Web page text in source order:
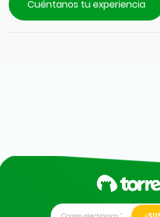
Cuéntanos tu experiencia
Alternative: